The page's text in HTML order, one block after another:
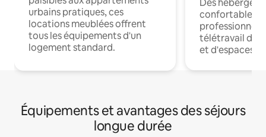
urbains pratiques, ces
locations meublées offrent
tous les équipements d'un
logement standard.
confortables
professionnels
télétravail
et d'espaces
Équipements et avantages des séjours
longue durée